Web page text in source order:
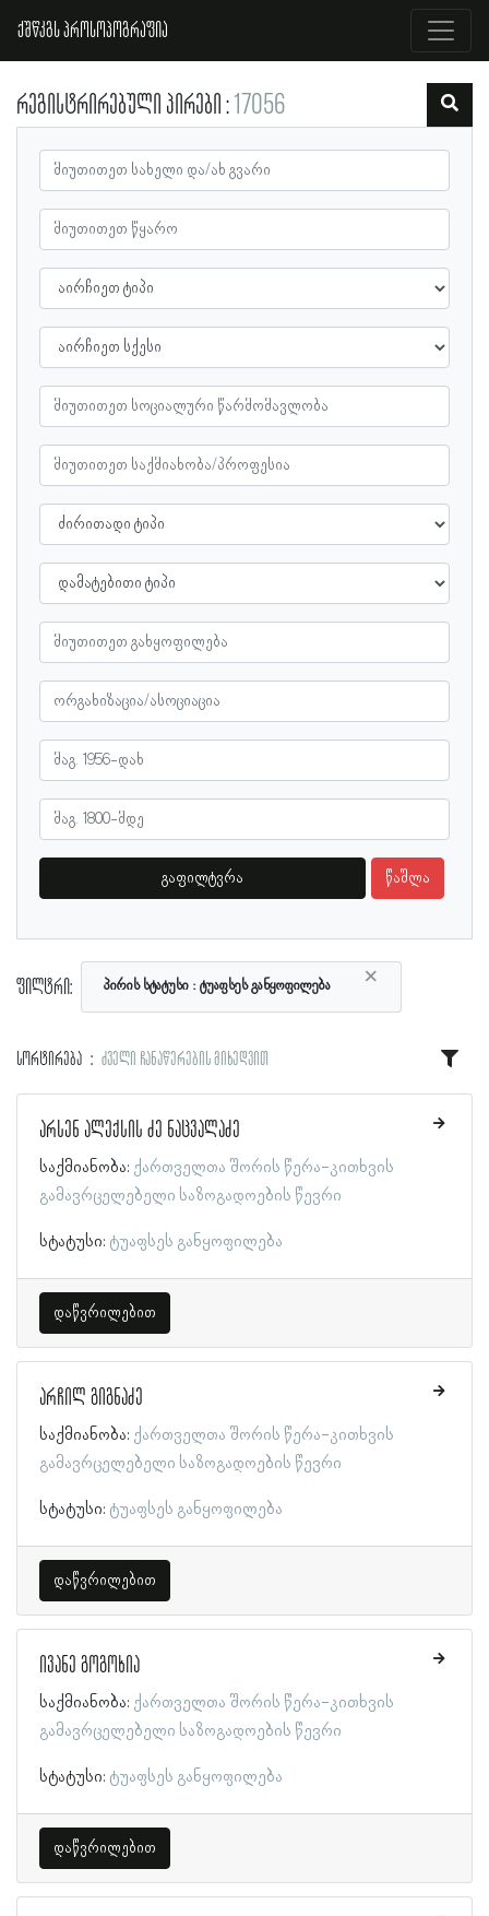
ქშწკგს პროსოპოგრაფია
რეგისტრირებული პირები 17056
გაფილტვრა წაშლა
ფილტრი: ×
პირის სტატუსი ტუაფსეს განყოფილება
სორტირება ძველი ჩანაწერების მიხედვით
არსენ ალექსის ძე ნაცვალაძე
საქმიანობა: ქართველთა შორის წერა-კითხვის
გამავრცელებელი საზოგადოების წევრი
სტატუსი: ტუაფსეს განყოფილება
დაწვრილებით
არჩილ გიგნაძე
საქმიანობა: ქართველთა შორის წერა-კითხვის
გამავრცელებელი საზოგადოების წევრი
სტატუსი: ტუაფსეს განყოფილება
დაწვრილებით
ივანე გოგოხია
საქმიანობა: ქართველთა შორის წერა-კითხვის
გამავრცელებელი საზოგადოების წევრი
სტატუსი: ტუაფსეს განყოფილება
დაწვრილებით